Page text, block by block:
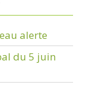
alerte
du 5 juin